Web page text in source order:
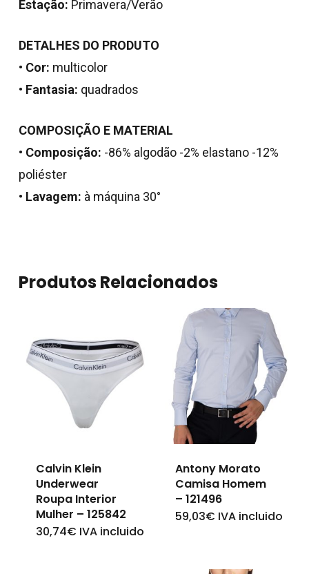
Nenhum produto no
Estação: Primavera/Verão
DETALHES DO PRODUTO
• Cor: multicolor
• Fantasia: quadrados
COMPOSIÇÃO E MATERIAL
• Composição: -86% algodão -2% elastano -12%
poliéster
• Lavagem: à máquina 30°
Produtos Relacionados
Calvin Klein
Underwear
Roupa Interior
Mulher – 125842
30,74€ IVA incluido
This
Antony Morato
Camisa Homem
– 121496
59,03€ IVA incluido
This